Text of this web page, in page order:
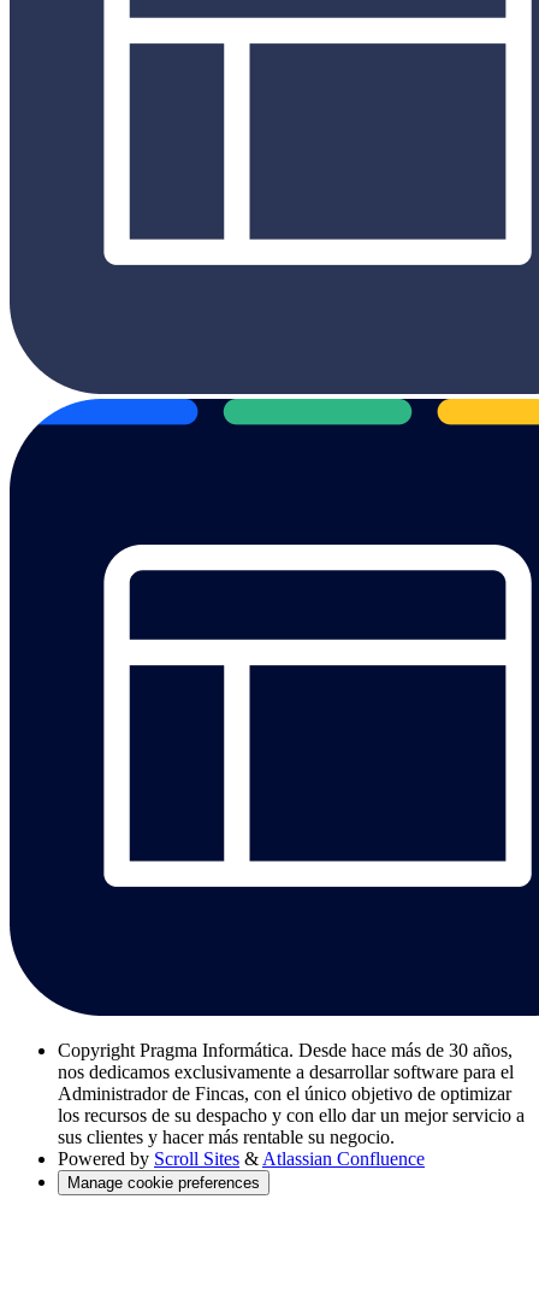
Copyright Pragma Informática. Desde hace más de 30 años,
nos dedicamos exclusivamente a desarrollar software para el
Administrador de Fincas, con el único objetivo de optimizar
los recursos de su despacho y con ello dar un mejor servicio a
sus clientes y hacer más rentable su negocio.
Powered by Scroll Sites & Atlassian Confluence
Manage cookie preferences